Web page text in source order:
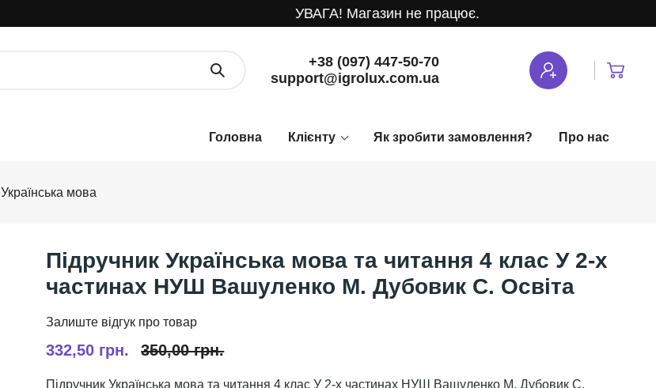
УВАГА! Магазин не працює.
+38 (097) 447-50-70
support@igrolux.com.ua
Клієнту Як зробити замовлення? Про нас
Українська мова
Підручник Українська мова та читання 4 клас У 2-х
частинах НУШ Вашуленко М. Дубовик С. Освіта
332,50 грн. 350,00 грн.
Підручник Українська мова та читання 4 клас У 2-х частинах НУШ Вашуленко М. Дубовик С.